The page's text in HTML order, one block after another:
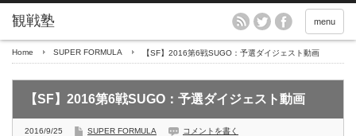
menu
Home SUPER FORMULA 【SF】2016第6戦SUGO：予選ダイジェスト動画
【SF】2016第6戦SUGO：予選ダイジェスト動画
2016/9/25 SUPER FORMULA コメントを書く